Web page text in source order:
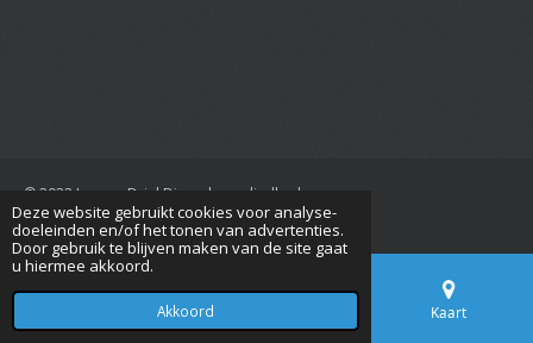
Deze website gebruikt cookies voor analyse-
doeleinden en/of het tonen van advertenties.
Door gebruik te blijven maken van de site gaat
u hiermee akkoord.
Akkoord
© 2022 Jan van Driel Dierenbenodigdheden
Powered byJouwWeb
Kaart